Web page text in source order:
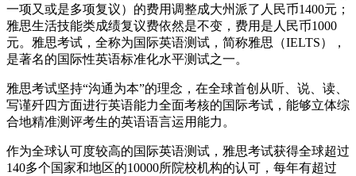
一项又或是多项复议）的费用调整成大州派了人民币1400元；
雅思生活技能类成绩复议费依然是不变，费用是人民币1000
元。雅思考试，全称为国际英语测试，简称雅思（IELTS），
是著名的国际性英语标准化水平测试之一。
雅思考试坚持“沟通为本”的理念，在全球首创从听、说、读、
写谨歼四方面进行英语能力全面考核的国际考试，能够立体综
合地精准测评考生的英语语言运用能力。
作为全球认可度较高的国际英语测试，雅思考试获得全球超过
140多个国家和地区的10000所院校机构的认可，每年有超过